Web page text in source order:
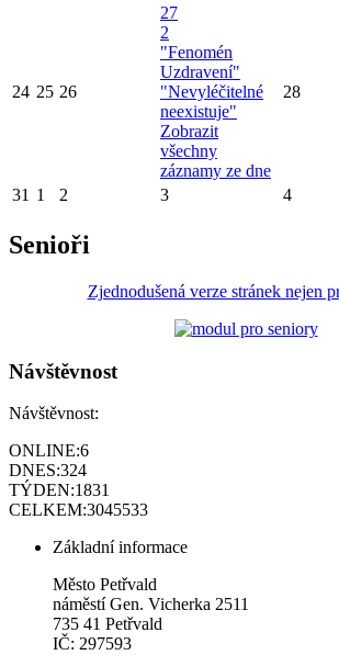
24 25 26
27
2
"Fenomén
Uzdravení"
"Nevyléčitelné
neexistuje"
Zobrazit
všechny
záznamy ze dne
28
31 1 2 3 4
Senioři
Zjednodušená verze stránek nejen
Návštěvnost
Návštěvnost:
ONLINE:6
DNES:324
TÝDEN:1831
CELKEM:3045533
Základní informace
Město Petřvald
náměstí Gen. Vicherka 2511
735 41 Petřvald
IČ: 297593